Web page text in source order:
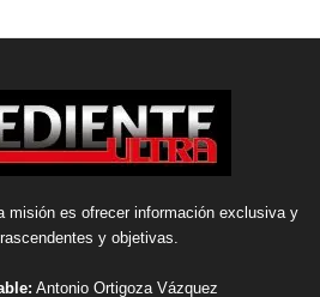
misión es ofrecer información exclusiva y
y objetivas.
Antonio Ortigoza Vázquez